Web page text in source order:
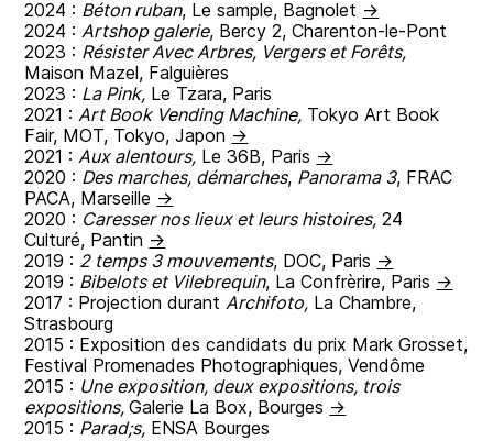
2024 : Béton ruban, Le sample, Bagnolet →
2024 :Artshop galerie, Bercy 2, Charenton-le-Pont
2023 : Résister Avec Arbres, Vergers et Forêts,
Maison Mazel, Falguières
2023 : La Pink, Le Tzara, Paris
2021 :Art Book Vending Machine, Tokyo Art Book
Fair, MOT, Tokyo, Japon →
2021 :Aux alentours, Le 36B, Paris →
2020 : Des marches, démarches, Panorama 3, FRAC
PACA, Marseille →
2020 : Caresser nos lieux et leurs histoires, 24
Culturé, Pantin →
2019 : 2 temps 3 mouvements, DOC, Paris →
2019 : Bibelots et Vilebrequin, La Confrèrire, Paris →
2017 : Projection durantArchifoto, La Chambre,
Strasbourg
2015 : Exposition des candidats du prix Mark Grosset,
Festival Promenades Photographiques, Vendôme
2015 : Une exposition, deux expositions, trois
expositions,Galerie La Box, Bourges →
2015 : Parad;s, ENSA Bourges